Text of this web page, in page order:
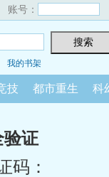
账号：
我的书架
技 都市重生 科
验证
码：